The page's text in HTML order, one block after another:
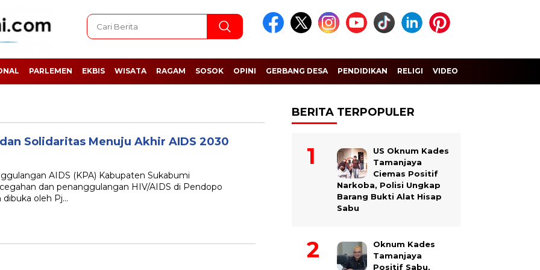
PARLEMEN EKBIS WISATA RAGAM SOSOK OPINI GERBANG DESA PENDIDIKAN RELIGI VIDEO
Solidaritas Menuju Akhir AIDS 2030
AIDS (KPA) Kabupaten Sukabumi
dan penanggulangan HIV/AIDS di Pendopo
dibuka oleh Pj…
BERITA TERPOPULER
US Oknum Kades
Tamanjaya
Ciemas Positif
Narkoba, Polisi Ungkap
Barang Bukti Alat Hisap
Sabu
Oknum Kades
Tamanjaya
Positif Sabu,